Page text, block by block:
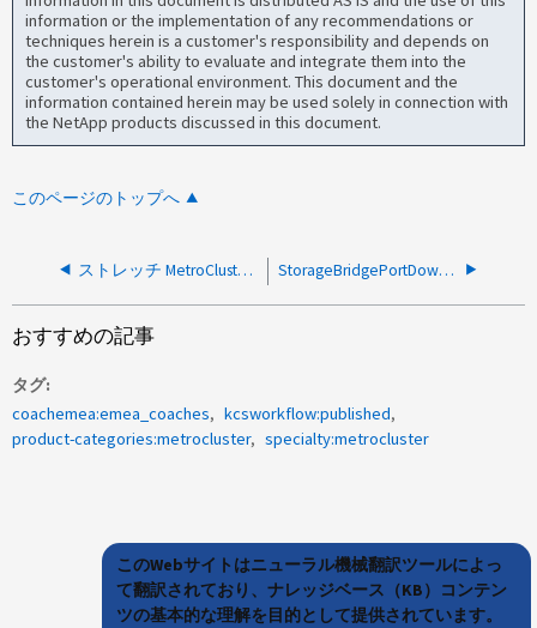
information or the implementation of any recommendations or
techniques herein is a customer's responsibility and depends on
the customer's ability to evaluate and integrate them into the
customer's operational environment. This document and the
information contained herein may be used solely in connection with
the NetApp products discussed in this document.
このページのトップへ
ストレッチ MetroCluster - FCVI ドライバが IO エラーを受信しました StorageBridgePortDown_AlertがStretch MetroClusterシステムで報告される
おすすめの記事
タグ
coachemea:emea_coaches
kcsworkflow:published
product-categories:metrocluster
specialty:metrocluster
このWebサイトはニューラル機械翻訳ツールによっ
て翻訳されており、ナレッジベース（KB）コンテン
ツの基本的な理解を目的として提供されています。